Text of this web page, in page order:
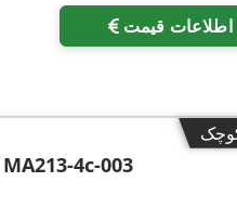
اطلاعات قیمت
MA213-4c-003